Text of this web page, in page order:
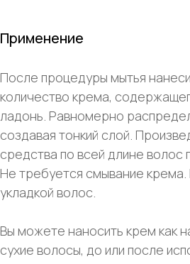
Применение
После процедуры мытья
количество крема,
ладонь. Равномерно
создавая тонкий слой.
средства по всей длине волос
Не требуется смывание
укладкой волос.
Вы можете наносить крем как
сухие волосы, до или после